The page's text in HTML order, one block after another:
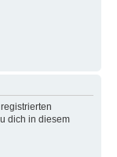
dich in diesem